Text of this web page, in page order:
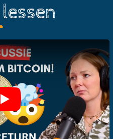
lessen
Play